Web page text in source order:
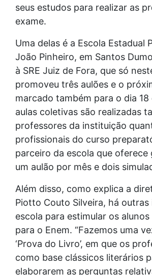
seus estudos para realizar as
exame.
Uma delas é a Escola Estadual
João Pinheiro, em Santos
à SRE Juiz de Fora, que só
promoveu três aulões e o
marcado também para o dia 18
aulas coletivas são realizadas
professores da instituição
profissionais do curso
parceiro da escola que
um aulão por mês e dois
Além disso, como explica a
Piotto Couto Silveira, há outras
escola para estimular os
para o Enem. “Fazemos uma
‘Prova do Livro’, em que os
como base clássicos literários
elaborarem as perguntas